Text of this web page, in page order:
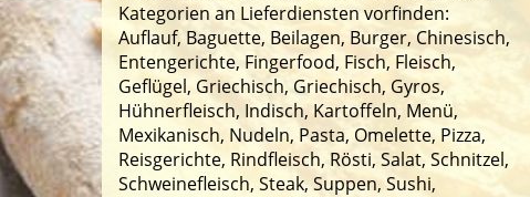
Kategorien an Lieferdiensten vorfinden:
Auflauf, Baguette, Beilagen, Burger, Chinesisch,
Entengerichte, Fingerfood, Fisch, Fleisch,
Geflügel, Griechisch, Griechisch, Gyros,
Hühnerfleisch, Indisch, Kartoffeln, Menü,
Mexikanisch, Nudeln, Pasta, Omelette, Pizza,
Reisgerichte, Rindfleisch, Rösti, Salat, Schnitzel,
Schweinefleisch, Steak, Suppen, Sushi,